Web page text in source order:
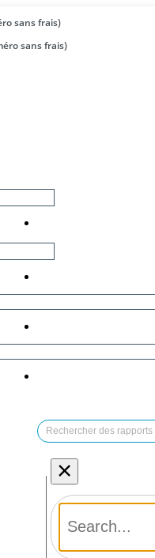
sans frais)
sans frais)
×